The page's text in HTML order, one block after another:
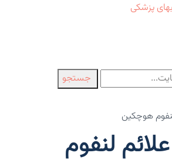
پزشکی
جستجو
هوچکین
لنفوم